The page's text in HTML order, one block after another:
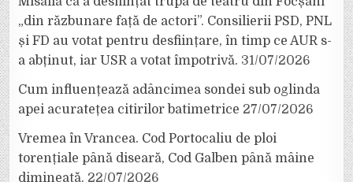
„din răzbunare față de actori”. Consilierii PSD, PNL
și FD au votat pentru desființare, în timp ce AUR s-
a abținut, iar USR a votat împotrivă. 31/07/2026
Cum influențează adâncimea sondei sub oglinda
apei acuratețea citirilor batimetrice 27/07/2026
Vremea în Vrancea. Cod Portocaliu de ploi
torențiale până diseară, Cod Galben până mâine
dimineață. 22/07/2026